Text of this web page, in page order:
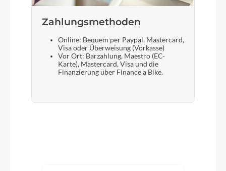
Zahlungsmethoden
Online: Bequem per Paypal, Mastercard,
Visa oder Überweisung (Vorkasse)
Vor Ort: Barzahlung, Maestro (EC-
Karte), Mastercard, Visa und die
Finanzierung über Finance a Bike.